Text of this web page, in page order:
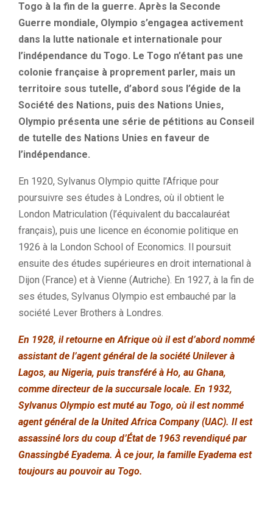
Togo à la fin de la guerre. Après la Seconde
Guerre mondiale, Olympio s’engagea activement
dans la lutte nationale et internationale pour
l’indépendance du Togo. Le Togo n’étant pas une
colonie française à proprement parler, mais un
territoire sous tutelle, d’abord sous l’égide de la
Société des Nations, puis des Nations Unies,
Olympio présenta une série de pétitions au Conseil
de tutelle des Nations Unies en faveur de
l’indépendance.
En 1920, Sylvanus Olympio quitte l’Afrique pour
poursuivre ses études à Londres, où il obtient le
London Matriculation (l’équivalent du baccalauréat
français), puis une licence en économie politique en
1926 à la London School of Economics. Il poursuit
ensuite des études supérieures en droit international à
Dijon (France) et à Vienne (Autriche). En 1927, à la fin de
ses études, Sylvanus Olympio est embauché par la
société Lever Brothers à Londres.
En 1928, il retourne en Afrique où il est d’abord nommé
assistant de l’agent général de la société Unilever à
Lagos, au Nigeria, puis transféré à Ho, au Ghana,
comme directeur de la succursale locale. En 1932,
Sylvanus Olympio est muté au Togo, où il est nommé
agent général de la United Africa Company (UAC). Il est
assassiné lors du coup d’État de 1963 revendiqué par
Gnassingbé Eyadema. À ce jour, la famille Eyadema est
toujours au pouvoir au Togo.